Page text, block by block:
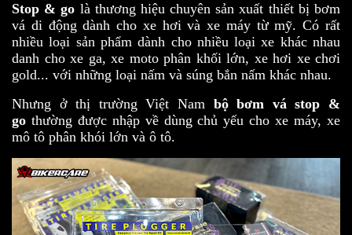
Stop & go là thương hiệu chuyên sản xuất thiết bị bơm
vá di động dành cho xe hơi và xe máy từ mỹ. Có rất
nhiều loại sản phẩm dành cho nhiều loại xe khác nhau
danh cho xe ga, xe moto phân khối lớn, xe hơi xe chơi
gold... với những loại nấm và súng bắn nấm khác nhau.
Nhưng ở thị trường Việt Nam bộ bơm vá stop &
go thường được nhập về dùng chủ yếu cho xe máy, xe
mô tô phân khói lớn và ô tô.